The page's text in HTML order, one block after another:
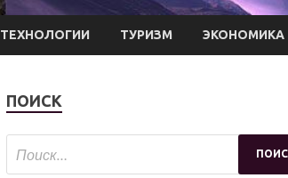
ТЕХНОЛОГИИ ТУРИЗМ ЭКОНОМИКА
ПОИСК